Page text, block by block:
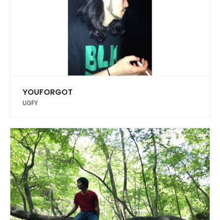
YOUFORGOT
UGFY